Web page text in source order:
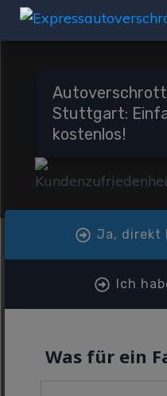
Stuttgart:
kostenlos!
Ja, direkt
Ich
Was für ein